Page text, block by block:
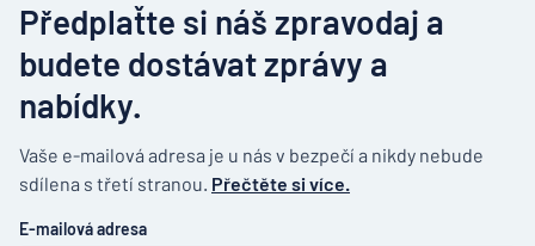
Předplaťte si náš zpravodaj a
budete dostávat zprávy a
nabídky.
Vaše e-mailová adresa je u nás v bezpečí a nikdy nebude
sdílena s třetí stranou. Přečtěte si více.
E-mailová adresa